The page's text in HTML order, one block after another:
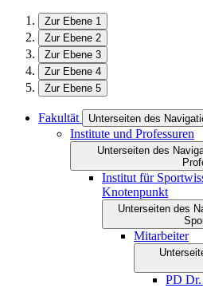
Zur Ebene 1
Zur Ebene 2
Zur Ebene 3
Zur Ebene 4
Zur Ebene 5
Fakultät Unterseiten des
Institute und Professuren
Unterseiten des
Institut für
Knotenpunkt
Unterseiten des
Mitarbeiter
PD